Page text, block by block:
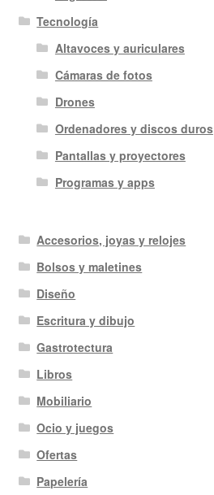
Tecnología
Altavoces y auriculares
Cámaras de fotos
Drones
Ordenadores y discos duros
Pantallas y proyectores
Programas y apps
Accesorios, joyas y relojes
Bolsos y maletines
Diseño
Escritura y dibujo
Gastrotectura
Libros
Mobiliario
Ocio y juegos
Ofertas
Papelería